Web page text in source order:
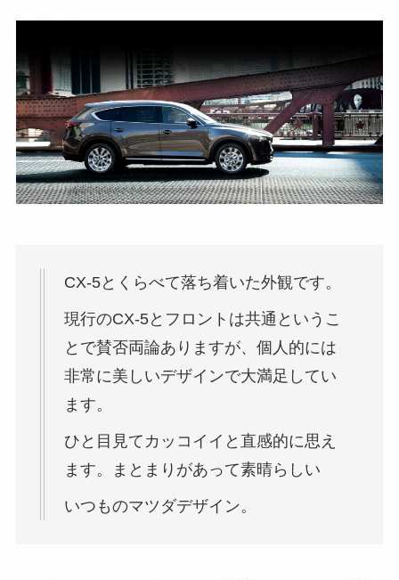
CX-5とくらべて落ち着いた外観です。
現行のCX-5とフロントは共通というこ
とで賛否両論ありますが、個人的には
非常に美しいデザインで大満足してい
ます。
ひと目見てカッコイイと直感的に思え
ます。まとまりがあって素晴らしい
いつものマツダデザイン。